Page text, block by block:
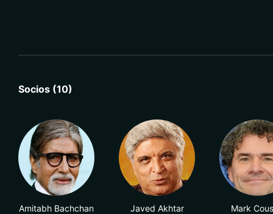
Socios (10)
Amitabh Bachchan Javed Akhtar Mark